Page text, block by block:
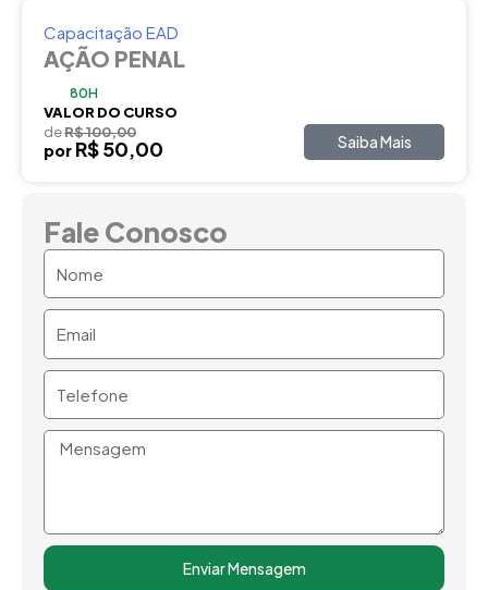
Capacitação EAD
AÇÃO PENAL
80H
VALOR DO CURSO
deR$ 100,00
por R$ 50,00 Saiba Mais
Fale Conosco
Mensagem
Enviar Mensagem